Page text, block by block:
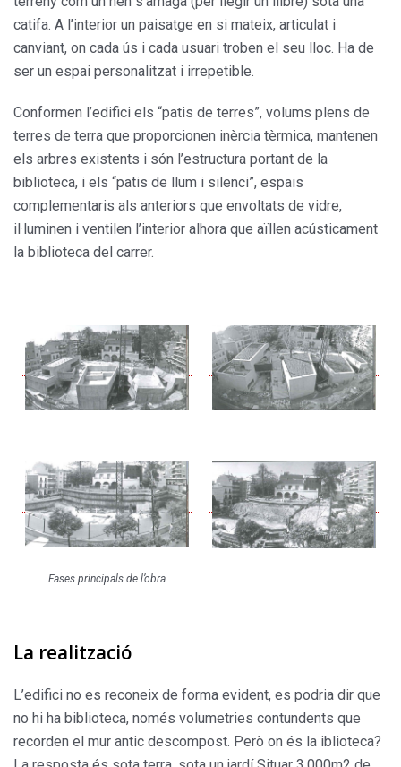
catifa. A l’interior un paisatge en si mateix, articulat i
canviant, on cada ús i cada usuari troben el seu lloc. Ha de
ser un espai personalitzat i irrepetible.
Conformen l’edifici els “patis de terres”, volums plens de
terres de terra que proporcionen inèrcia tèrmica, mantenen
els arbres existents i són l’estructura portant de la
biblioteca, i els “patis de llum i silenci”, espais
complementaris als anteriors que envoltats de vidre,
il·luminen i ventilen l’interior alhora que aïllen acústicament
la biblioteca del carrer.
Fases principals de l’obra
La realització
L’edifici no es reconeix de forma evident, es podria dir que
no hi ha biblioteca, només volumetries contundents que
recorden el mur antic descompost. Però on és la iblioteca?